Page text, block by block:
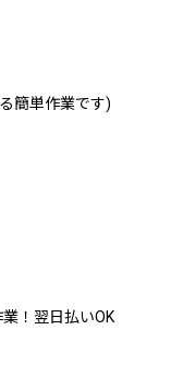
簡単作業です)
！翌日払いOK